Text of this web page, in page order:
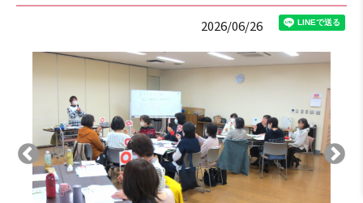
2026/06/26